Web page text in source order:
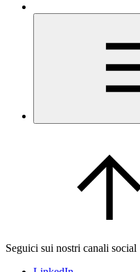
Seguici sui nostri canali social